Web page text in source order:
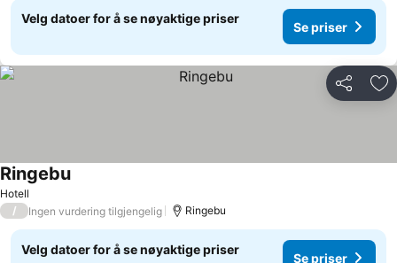
Velg datoer for å se nøyaktige priser
Se priser
Del
Hotell
Ringebu
/ Ingen vurdering tilgjengelig Ringebu
Velg datoer for å se nøyaktige priser
Se priser